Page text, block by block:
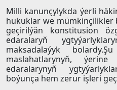
Milli kanunçylykda ýerli
hukuklar we mümkinçilikler
geçirilýän konstitusion
edaralaryň
maksadalaýyk
maslahatlarynyň,
edaralarynyň
boýunça hem zerur işleri